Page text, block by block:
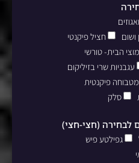
ושום
חציל פיקנטי
הבית- טורשי
עגבניות שרי בזיליקום
מטבוחה פיקנטית
סלק
גפילטע פיש